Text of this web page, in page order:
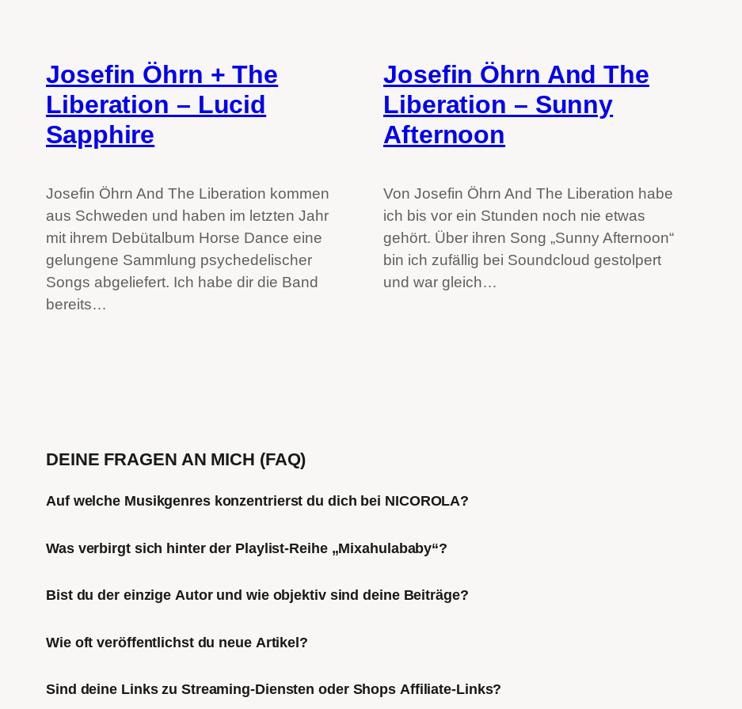
Josefin Öhrn + The
Liberation – Lucid
Sapphire
Josefin Öhrn And The Liberation kommen
aus Schweden und haben im letzten Jahr
mit ihrem Debütalbum Horse Dance eine
gelungene Sammlung psychedelischer
Songs abgeliefert. Ich habe dir die Band
bereits…
Josefin Öhrn And The
Liberation – Sunny
Afternoon
Von Josefin Öhrn And The Liberation habe
ich bis vor ein Stunden noch nie etwas
gehört. Über ihren Song „Sunny Afternoon“
bin ich zufällig bei Soundcloud gestolpert
und war gleich…
DEINE FRAGEN AN MICH (FAQ)
Auf welche Musikgenres konzentrierst du dich bei NICOROLA?
Was verbirgt sich hinter der Playlist-Reihe „Mixahulababy“?
Bist du der einzige Autor und wie objektiv sind deine Beiträge?
Wie oft veröffentlichst du neue Artikel?
Sind deine Links zu Streaming-Diensten oder Shops Affiliate-Links?